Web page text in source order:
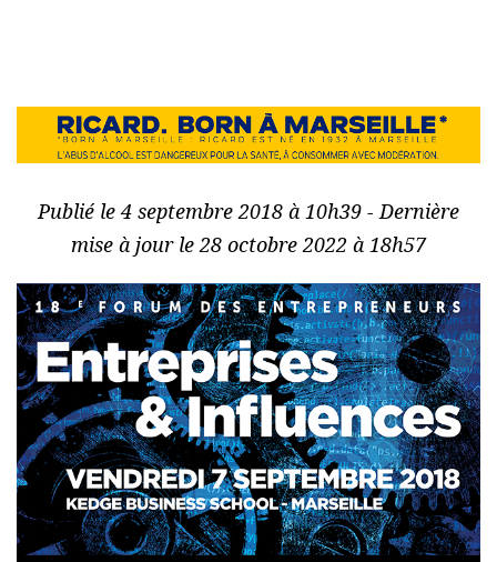
Publié le 4 septembre 2018 à 10h39 - Dernière
mise à jour le 28 octobre 2022 à 18h57